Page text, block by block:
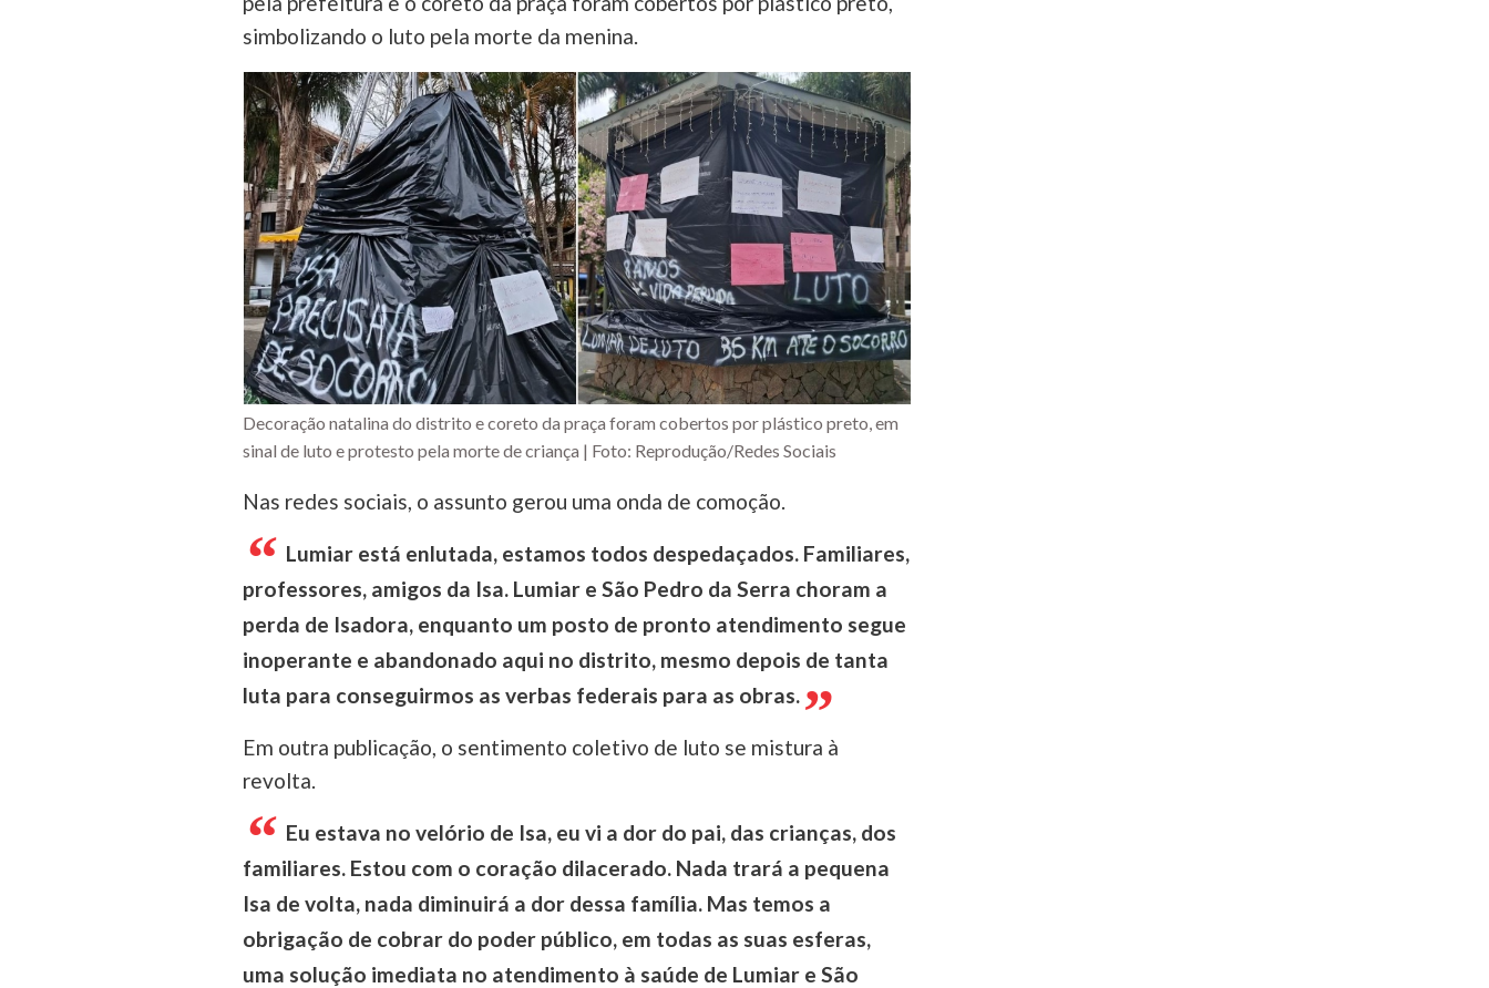
simbolizando o luto pela morte da menina.
Decoração natalina do distrito e coreto da praça foram cobertos por plástico preto, em
sinal de luto e protesto pela morte de criança | Foto: Reprodução/Redes Sociais
Nas redes sociais, o assunto gerou uma onda de comoção.
Lumiar está enlutada, estamos todos despedaçados. Familiares,
professores, amigos da Isa. Lumiar e São Pedro da Serra choram a
perda de Isadora, enquanto um posto de pronto atendimento segue
inoperante e abandonado aqui no distrito, mesmo depois de tanta
luta para conseguirmos as verbas federais para as obras.
Em outra publicação, o sentimento coletivo de luto se mistura à
revolta.
Eu estava no velório de Isa, eu vi a dor do pai, das crianças, dos
familiares. Estou com o coração dilacerado. Nada trará a pequena
Isa de volta, nada diminuirá a dor dessa família. Mas temos a
obrigação de cobrar do poder público, em todas as suas esferas,
uma solução imediata no atendimento à saúde de Lumiar e São